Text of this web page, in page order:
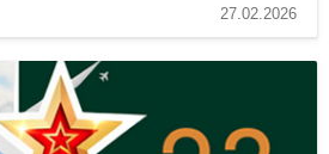
27.02.2026